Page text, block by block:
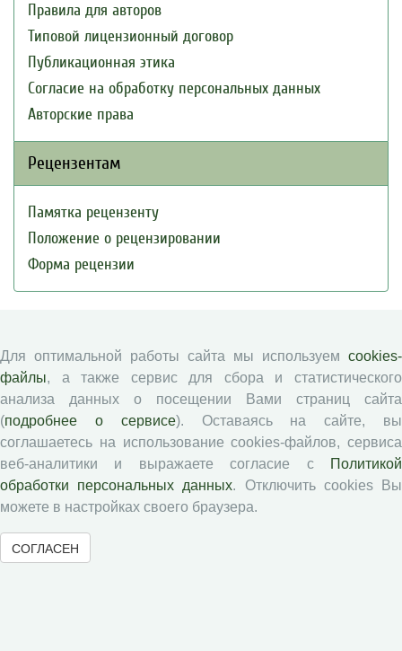
Правила для авторов
Типовой лицензионный договор
Публикационная этика
Согласие на обработку персональных данных
Авторские права
Рецензентам
Памятка рецензенту
Положение о рецензировании
Форма рецензии
Экономические и социальные перемены
Проблемы развития территории
Вопросы территориального развития
Юный экономист
АгроЗооТехника
Для оптимальной работы сайта мы используем cookies-
файлы, а также сервис для сбора и статистического
анализа данных о посещении Вами страниц сайта
(подробнее о сервисе). Оставаясь на сайте, вы
соглашаетесь на использование cookies-файлов, сервиса
веб-аналитики и выражаете согласие с
Политикой
обработки персональных данных. Отключить cookies Вы
можете в настройках своего браузера.
СОГЛАСЕН